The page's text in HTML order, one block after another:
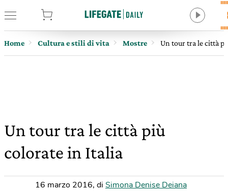
Home Cultura e stili di vita Mostre Un tour tra le città
Un tour tra le città più
colorate in Italia
16 marzo 2016, di Simona Denise Deiana